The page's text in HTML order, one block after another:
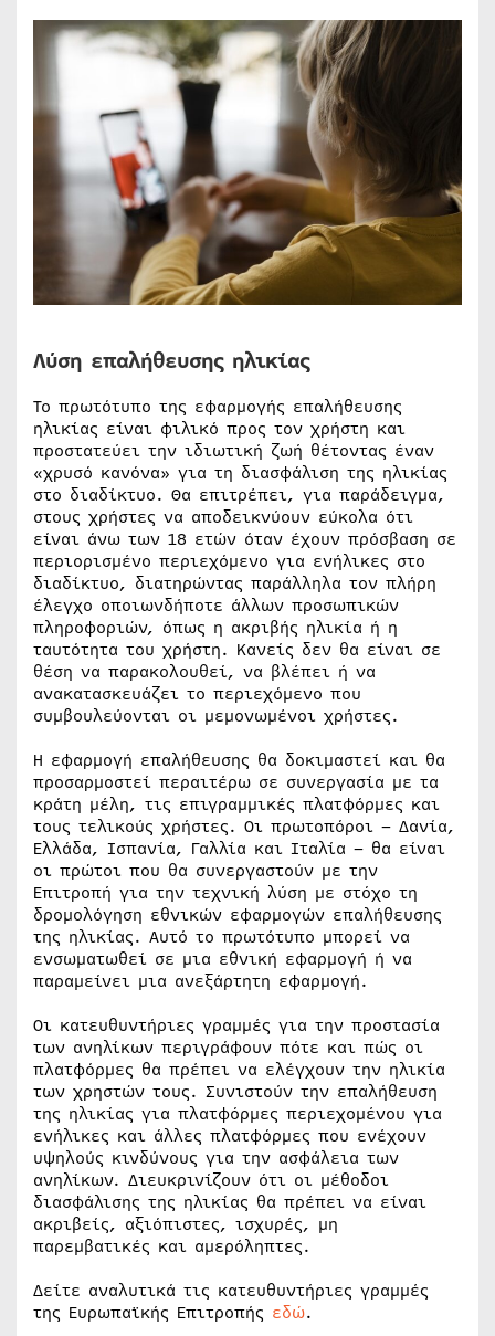
Λύση επαλήθευσης ηλικίας
Το πρωτότυπο της εφαρμογής επαλήθευσης
ηλικίας είναι φιλικό προς τον χρήστη και
προστατεύει την ιδιωτική ζωή θέτοντας έναν
«χρυσό κανόνα» για τη διασφάλιση της ηλικίας
στο διαδίκτυο. Θα επιτρέπει, για παράδειγμα,
στους χρήστες να αποδεικνύουν εύκολα ότι
είναι άνω των 18 ετών όταν έχουν πρόσβαση σε
περιορισμένο περιεχόμενο για ενήλικες στο
διαδίκτυο, διατηρώντας παράλληλα τον πλήρη
έλεγχο οποιωνδήποτε άλλων προσωπικών
πληροφοριών, όπως η ακριβής ηλικία ή η
ταυτότητα του χρήστη. Κανείς δεν θα είναι σε
θέση να παρακολουθεί, να βλέπει ή να
ανακατασκευάζει το περιεχόμενο που
συμβουλεύονται οι μεμονωμένοι χρήστες.
Η εφαρμογή επαλήθευσης θα δοκιμαστεί και θα
προσαρμοστεί περαιτέρω σε συνεργασία με τα
κράτη μέλη, τις επιγραμμικές πλατφόρμες και
τους τελικούς χρήστες. Οι πρωτοπόροι – Δανία,
Ελλάδα, Ισπανία, Γαλλία και Ιταλία – θα είναι
οι πρώτοι που θα συνεργαστούν με την
Επιτροπή για την τεχνική λύση με στόχο τη
δρομολόγηση εθνικών εφαρμογών επαλήθευσης
της ηλικίας. Αυτό το πρωτότυπο μπορεί να
ενσωματωθεί σε μια εθνική εφαρμογή ή να
παραμείνει μια ανεξάρτητη εφαρμογή.
Οι κατευθυντήριες γραμμές για την προστασία
των ανηλίκων περιγράφουν πότε και πώς οι
πλατφόρμες θα πρέπει να ελέγχουν την ηλικία
των χρηστών τους. Συνιστούν την επαλήθευση
της ηλικίας για πλατφόρμες περιεχομένου για
ενήλικες και άλλες πλατφόρμες που ενέχουν
υψηλούς κινδύνους για την ασφάλεια των
ανηλίκων. Διευκρινίζουν ότι οι μέθοδοι
διασφάλισης της ηλικίας θα πρέπει να είναι
ακριβείς, αξιόπιστες, ισχυρές, μη
παρεμβατικές και αμερόληπτες.
Δείτε αναλυτικά τις κατευθυντήριες γραμμές
της Ευρωπαϊκής Επιτροπής εδώ.